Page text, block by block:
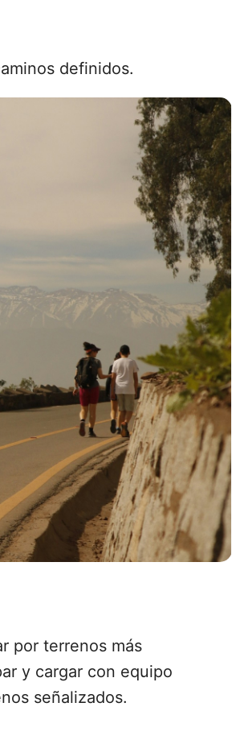
definidos.
por terrenos más
y cargar con equipo
señalizados.